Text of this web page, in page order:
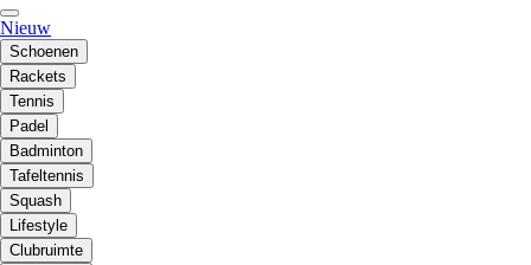
Nieuw
Schoenen
Rackets
Tennis
Padel
Badminton
Tafeltennis
Squash
Lifestyle
Clubruimte